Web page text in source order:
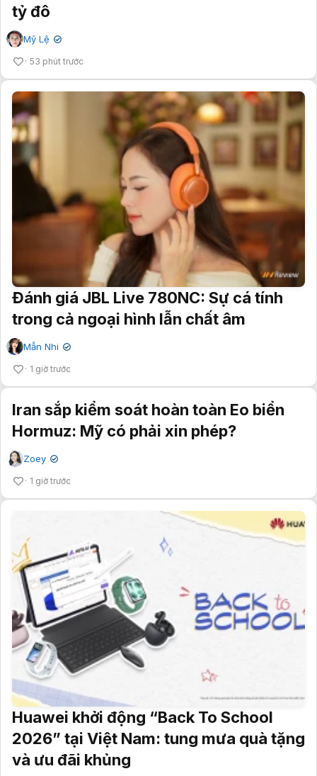
tỷ đô
Mỹ Lệ ✔
53 phút trước
Đánh giá JBL Live 780NC: Sự cá tính
trong cả ngoại hình lẫn chất âm
Mẫn Nhi ✔
1 giờ trước
Iran sắp kiểm soát hoàn toàn Eo biển
Hormuz: Mỹ có phải xin phép?
Zoey ✔
1 giờ trước
Huawei khởi động “Back To School
2026” tại Việt Nam: tung mưa quà tặng
và ưu đãi khủng